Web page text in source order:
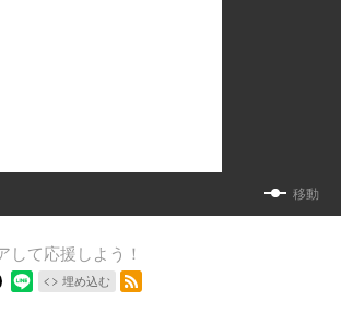
移動
して応援しよう！
埋め込む